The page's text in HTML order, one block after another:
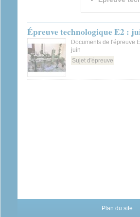
Épreuve technologique E2 :
Documents de l'épreuve
juin
Sujet d'épreuve
Plan du site